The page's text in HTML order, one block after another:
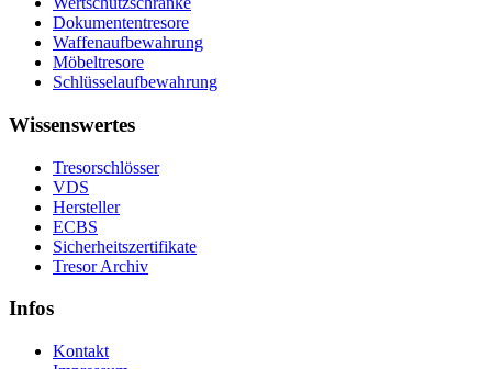
Dokumententresore
Waffenaufbewahrung
Möbeltresore
Schlüsselaufbewahrung
Wissenswertes
Tresorschlösser
VDS
Hersteller
ECBS
Sicherheitszertifikate
Tresor Archiv
Infos
Kontakt